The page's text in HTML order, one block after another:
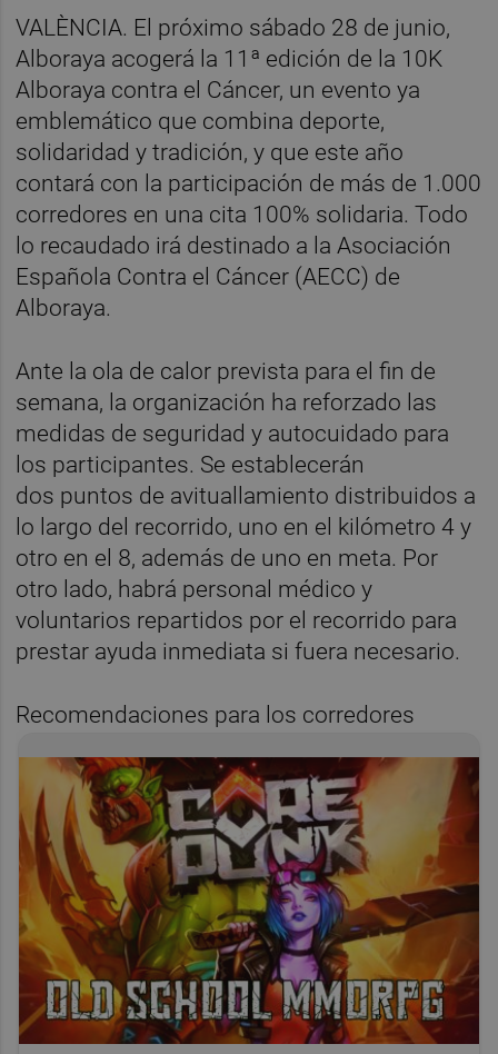
VALÈNCIA. El próximo sábado 28 de junio,
Alboraya acogerá la 11ª edición de la 10K
Alboraya contra el Cáncer, un evento ya
emblemático que combina deporte,
solidaridad y tradición, y que este año
contará con la participación de más de 1.000
corredores en una cita 100% solidaria. Todo
lo recaudado irá destinado a la Asociación
Española Contra el Cáncer (AECC) de
Alboraya.
Ante la ola de calor prevista para el fin de
semana, la organización ha reforzado las
medidas de seguridad y autocuidado para
los participantes. Se establecerán
dos puntos de avituallamiento distribuidos a
lo largo del recorrido, uno en el kilómetro 4 y
otro en el 8, además de uno en meta. Por
otro lado, habrá personal médico y
voluntarios repartidos por el recorrido para
prestar ayuda inmediata si fuera necesario.
Recomendaciones para los corredores